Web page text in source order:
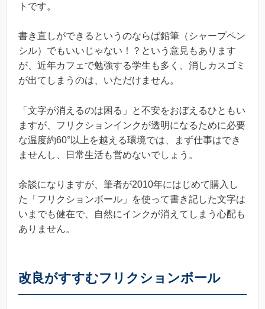
トです。
書き直しができるというのならば鉛筆（シャープペン
シル）でもいいじゃない！？という意見もあります
が、近年カフェで勉強する学生も多く、消しカスゴミ
が出てしまうのは、いただけません。
「文字が消えるのは困る」と不安をおぼえるひともい
ますが、フリクションインクが透明になるために必要
な温度約60°以上を越える環境では、まず仕事はでき
ませんし、日常生活も営めないでしょう。
余談になりますが、筆者が2010年にはじめて購入し
た「フリクションボール」を使って書き記した文字は
いまでも健在で、自然にインクが消えてしまう心配も
ありません。
改良がすすむフリクションボール